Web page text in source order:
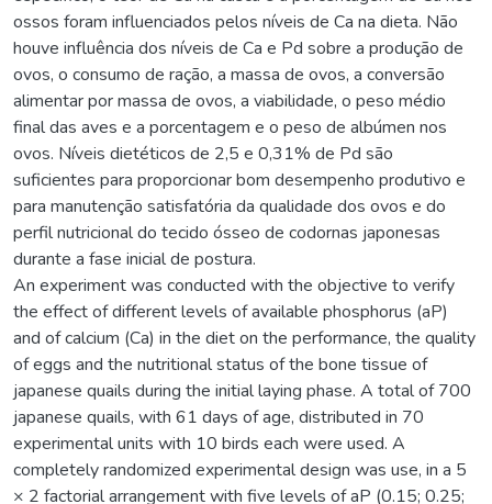
ossos foram influenciados pelos níveis de Ca na dieta. Não
houve influência dos níveis de Ca e Pd sobre a produção de
ovos, o consumo de ração, a massa de ovos, a conversão
alimentar por massa de ovos, a viabilidade, o peso médio
final das aves e a porcentagem e o peso de albúmen nos
ovos. Níveis dietéticos de 2,5 e 0,31% de Pd são
suficientes para proporcionar bom desempenho produtivo e
para manutenção satisfatória da qualidade dos ovos e do
perfil nutricional do tecido ósseo de codornas japonesas
durante a fase inicial de postura.
An experiment was conducted with the objective to verify
the effect of different levels of available phosphorus (aP)
and of calcium (Ca) in the diet on the performance, the quality
of eggs and the nutritional status of the bone tissue of
japanese quails during the initial laying phase. A total of 700
japanese quails, with 61 days of age, distributed in 70
experimental units with 10 birds each were used. A
completely randomized experimental design was use, in a 5
× 2 factorial arrangement with five levels of aP (0.15; 0.25;